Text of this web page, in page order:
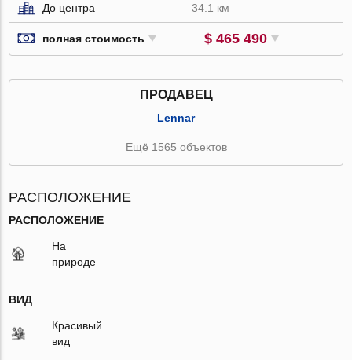
До центра
34.1 км
полная стоимость $ 465 490
ПРОДАВЕЦ
Lennar
Ещё 1565 объектов
РАСПОЛОЖЕНИЕ
РАСПОЛОЖЕНИЕ
На
природе
ВИД
Красивый
вид